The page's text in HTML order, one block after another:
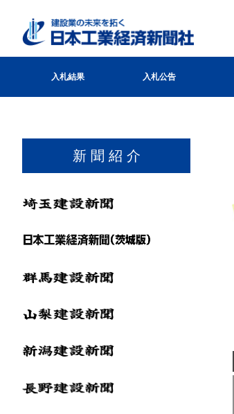
入札結果 入札公告
新 聞 紹 介